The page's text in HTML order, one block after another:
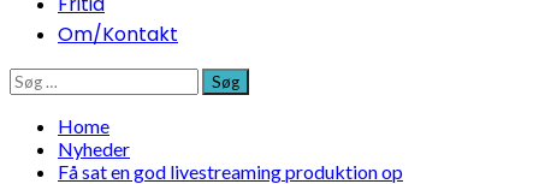
Om/Kontakt
Søg
efter:
Home
Nyheder
Få sat en god livestreaming produktion op